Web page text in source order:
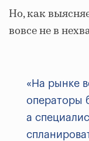
Но, как
вовсе не в
«На рынке
операторы
а